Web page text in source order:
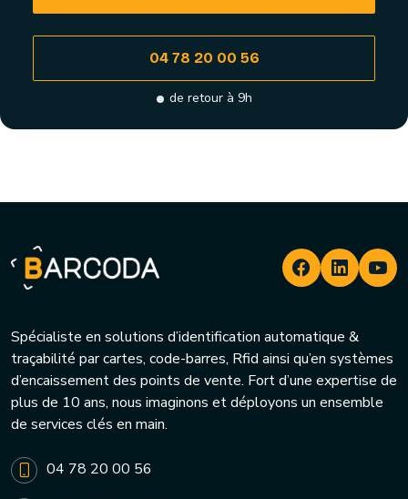
04 78 20 00 56
de retour à 9h
Spécialiste en solutions d’identification automatique &
traçabilité par cartes, code-barres, Rfid ainsi qu’en systèmes
d’encaissement des points de vente. Fort d’une expertise de
plus de 10 ans, nous imaginons et déployons un ensemble
de services clés en main.
04 78 20 00 56